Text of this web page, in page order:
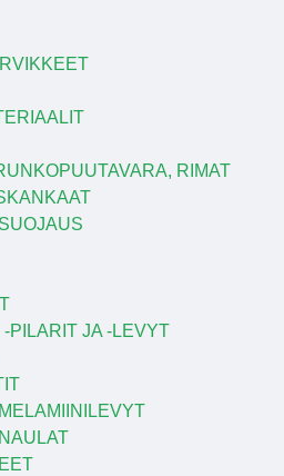
RIMAT
-PILARIT JA -LEVYT